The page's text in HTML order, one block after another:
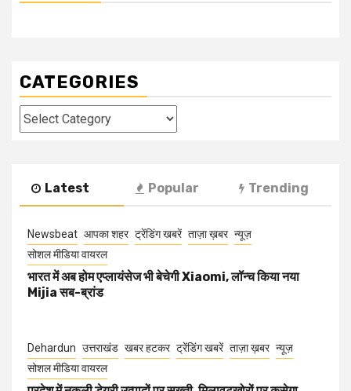
CATEGORIES
Categories
Latest Popular Trending
Newsbeat आपका शहर ट्रेंडिंग खबरें ताज़ा ख़बर न्यूज़
सोशल मीडिया वायरल
भारत में अब होम एप्लायंसेज भी बेचेगी Xiaomi, लॉन्च किया नया
Mijia सब-ब्रांड
Dehardun उत्तराखंड खबर हटकर ट्रेंडिंग खबरें ताज़ा ख़बर न्यूज़
सोशल मीडिया वायरल